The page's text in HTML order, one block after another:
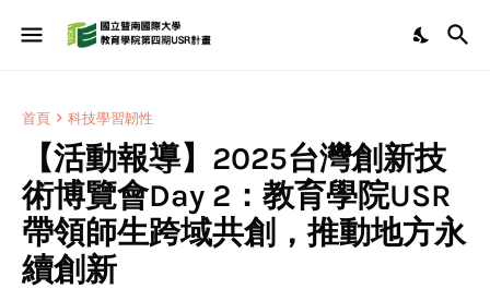
首頁 科技學習韌性
【活動報導】2025台灣創新技
術博覽會Day 2：教育學院USR
帶領師生跨域共創，推動地方永
續創新